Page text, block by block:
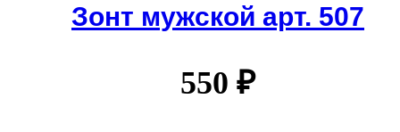
Зонт мужской арт. 507
550 ₽